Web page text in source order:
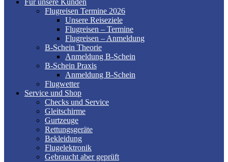
Flugreisen Termine 2026
Unsere Reiseziele
Flugreisen – Termine
Flugreisen – Anmeldung
B-Schein Theorie
Anmeldung B-Schein
B-Schein Praxis
Anmeldung B-Schein
Flugwetter
Service und Shop
Checks und Service
Gleitschirme
Gurtzeuge
Rettungsgeräte
Bekleidung
Flugelektronik
Gebraucht aber geprüft